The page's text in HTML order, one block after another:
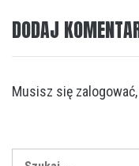
DODAJ
Musisz się zalogować